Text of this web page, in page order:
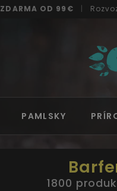
ZDARMA OD 99€
PAMLSKY
1800